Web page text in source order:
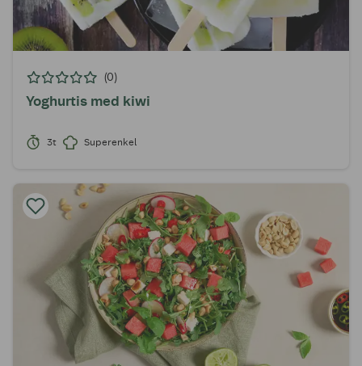
(0)
Yoghurtis med kiwi
3t Superenkel